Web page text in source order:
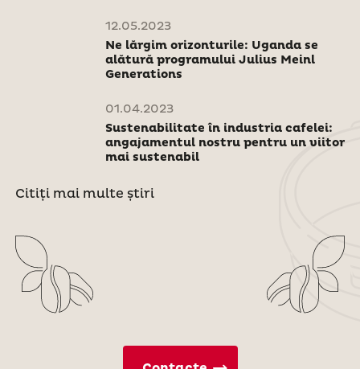
12.05.2023
Ne lărgim orizonturile: Uganda se
alătură programului Julius Meinl
Generations
01.04.2023
Sustenabilitate în industria cafelei:
angajamentul nostru pentru un viitor
mai sustenabil
Citiți mai multe știri